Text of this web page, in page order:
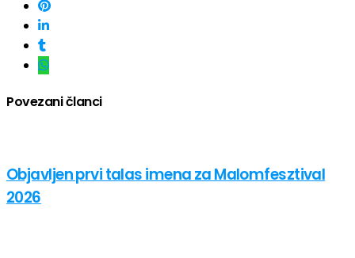
Povezani članci
Objavljen prvi talas imena za Malomfesztival
2026